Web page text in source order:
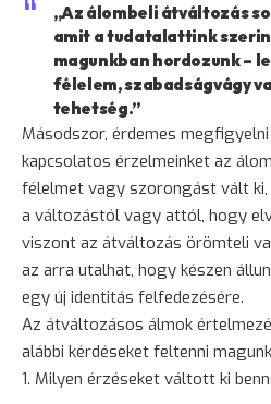
„Az álombeli átváltozás
amit a tudatalattink
magunkban hordozunk –
félelem, szabadságvágy
tehetség.”
Másodszor, érdemes
kapcsolatos érzelmeinket az
félelmet vagy szorongást vált
a változástól vagy attól, hogy
viszont az átváltozás örömteli
az arra utalhat, hogy készen
egy új identitás felfedezésére.
Az átváltozásos álmok
alábbi kérdéseket feltenni
Milyen érzéseket váltott ki